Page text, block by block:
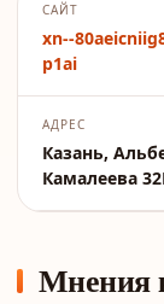
САЙТ
xn--
p1ai
АДРЕС
Казань,
Камалеева
Мнения